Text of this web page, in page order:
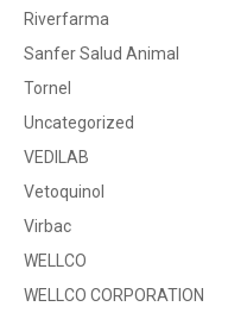
Riverfarma
Sanfer Salud Animal
Tornel
Uncategorized
VEDILAB
Vetoquinol
Virbac
WELLCO
WELLCO CORPORATION